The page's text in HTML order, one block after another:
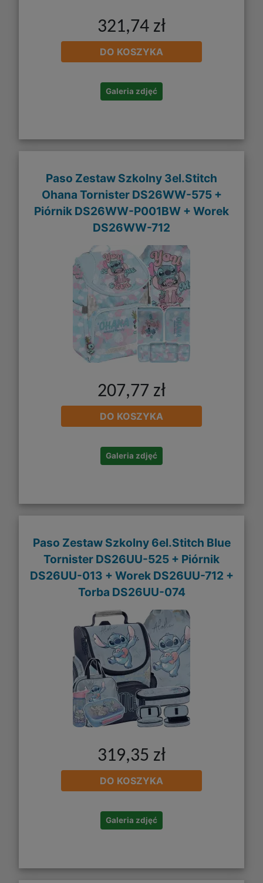
321,74 zł
DO KOSZYKA
Galeria zdjęć
Paso Zestaw Szkolny 3el.Stitch
Ohana Tornister DS26WW-575 +
Piórnik DS26WW-P001BW + Worek
DS26WW-712
207,77 zł
DO KOSZYKA
Galeria zdjęć
Paso Zestaw Szkolny 6el.Stitch Blue
Tornister DS26UU-525 + Piórnik
DS26UU-013 + Worek DS26UU-712 +
Torba DS26UU-074
319,35 zł
DO KOSZYKA
Galeria zdjęć